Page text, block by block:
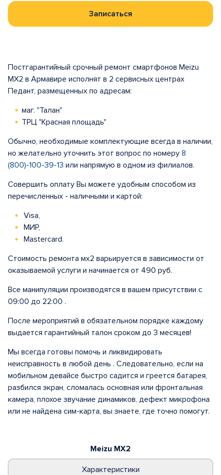
Записаться
Meizu MX2
Характеристики
Постгарантийный срочный ремонт смартфонов Meizu
MX2 в Армавире исполнят в 2 сервисных центрах
Педант, размещенных по адресам:
маг. "Талан"
ТРЦ "Красная площадь"
Обычно, необходимые комплектующие всегда в наличии,
но желательно уточнить этот вопрос по номеру 8
(800)-100-39-13 или напрямую в одном из филиалов.
Совершить оплату Вы можете удобным способом из
перечисленных - наличными и картой:
Visa,
МИР,
Mastercard.
Стоимость ремонта мх2 варьируется в зависимости от
оказываемой услуги и начинается от 490 руб.
Все манипуляции производятся в вашем присутствии с
09:00 до 22:00 .
После мероприятий в обязательном порядке каждому
выдается гарантийный талон сроком до 3 месяцев!
Мы всегда готовы помочь и ликвидировать
неисправность в любой день . Следовательно, если на
мобильном девайсе быстро садится и греется батарея,
разбился экран, сломалась основная или фронтальная
камера, плохое звучание динамиков, дефект микрофона
или не найдена сим-карта, вы знаете, где точно помогут.